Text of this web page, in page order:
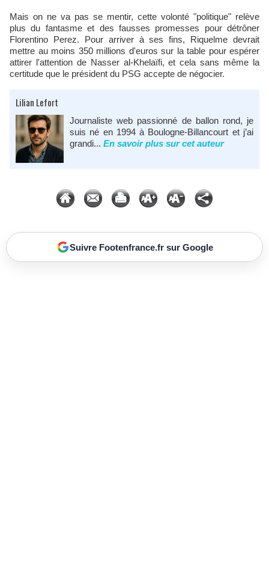
Mais on ne va pas se mentir, cette volonté "politique" relève
plus du fantasme et des fausses promesses pour détrôner
Florentino Perez. Pour arriver à ses fins, Riquelme devrait
mettre au moins 350 millions d'euros sur la table pour espérer
attirer l'attention de Nasser al-Khelaïfi, et cela sans même la
certitude que le président du PSG accepte de négocier.
Lilian Lefort
Journaliste web passionné de ballon rond, je
suis né en 1994 à Boulogne-Billancourt et j’ai
grandi... En savoir plus sur cet auteur
Suivre Footenfrance.fr sur Google